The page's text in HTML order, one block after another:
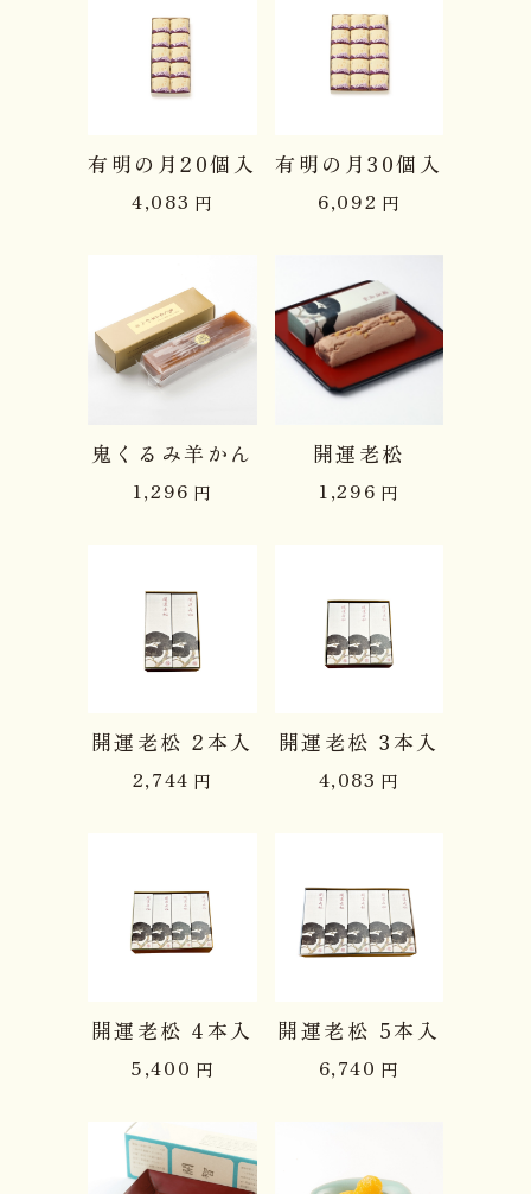
有明の月20個入
4,083 円
有明の月30個入
6,092 円
鬼くるみ羊かん
1,296 円
開運老松
1,296 円
開運老松 2本入
2,744 円
開運老松 3本入
4,083 円
開運老松 4本入
5,400 円
開運老松 5本入
6,740 円